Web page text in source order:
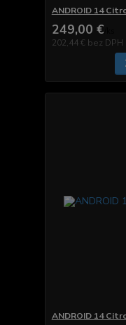
ANDROID 14
249,00 €
202,44 € bez DPH
ANDROID 14